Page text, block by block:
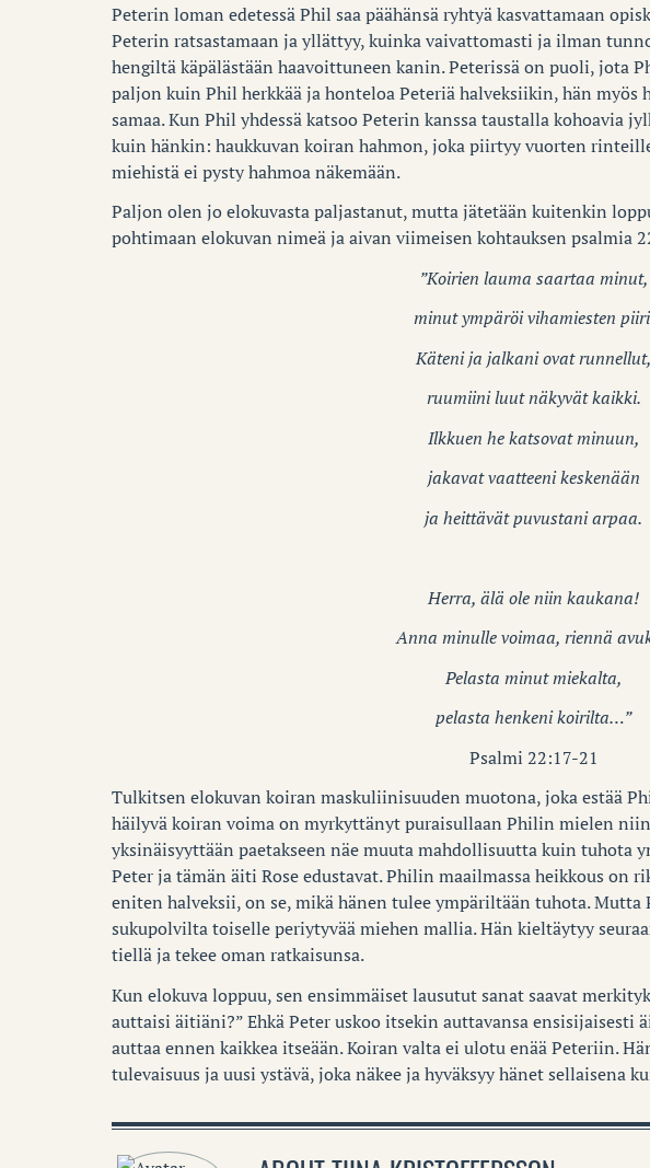
Peterin loman edetessä Phil saa päähänsä ryhtyä kasvattamaan
Peterin ratsastamaan ja yllättyy, kuinka vaivattomasti ja ilman
hengiltä käpälästään haavoittuneen kanin. Peterissä on puoli, jota
paljon kuin Phil herkkää ja honteloa Peteriä halveksiikin, hän myös
samaa. Kun Phil yhdessä katsoo Peterin kanssa taustalla kohoavia
kuin hänkin: haukkuvan koiran hahmon, joka piirtyy vuorten
miehistä ei pysty hahmoa näkemään.
Paljon olen jo elokuvasta paljastanut, mutta jätetään kuitenkin
pohtimaan elokuvan nimeä ja aivan viimeisen kohtauksen psalmia
”Koirien lauma saartaa minut,
minut ympäröi vihamiesten
Käteni ja jalkani ovat runnellut,
ruumiini luut näkyvät kaikki.
Ilkkuen he katsovat minuun,
jakavat vaatteeni keskenään
ja heittävät puvustani arpaa.
Herra, älä ole niin kaukana!
Anna minulle voimaa, riennä
Pelasta minut miekalta,
pelasta henkeni koirilta…”
Psalmi 22:17-21
Tulkitsen elokuvan koiran maskuliinisuuden muotona, joka estää
häilyvä koiran voima on myrkyttänyt puraisullaan Philin mielen
yksinäisyyttään paetakseen näe muuta mahdollisuutta kuin tuhota
Peter ja tämän äiti Rose edustavat. Philin maailmassa heikkous on
eniten halveksii, on se, mikä hänen tulee ympäriltään tuhota.
sukupolvilta toiselle periytyvää miehen mallia. Hän kieltäytyy
tiellä ja tekee oman ratkaisunsa.
Kun elokuva loppuu, sen ensimmäiset lausutut sanat saavat
auttaisi äitiäni?” Ehkä Peter uskoo itsekin auttavansa ensisijaisesti
auttaa ennen kaikkea itseään. Koiran valta ei ulotu enää Peteriin.
tulevaisuus ja uusi ystävä, joka näkee ja hyväksyy hänet sellaisena